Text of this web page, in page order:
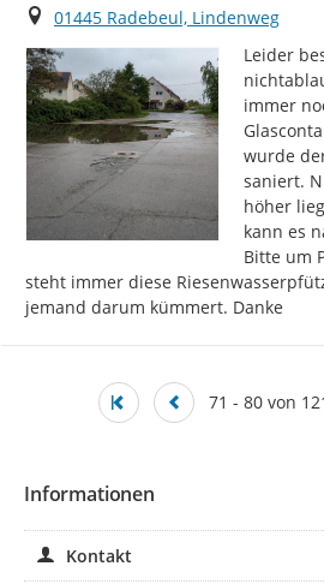
Ort
01445 Radebeul, Lindenweg
Leider
immer
wurde
saniert.
höher
kann es
Bitte um
steht immer diese
jemand darum kümmert. Danke
71 - 80 von
Informationen
Kontakt